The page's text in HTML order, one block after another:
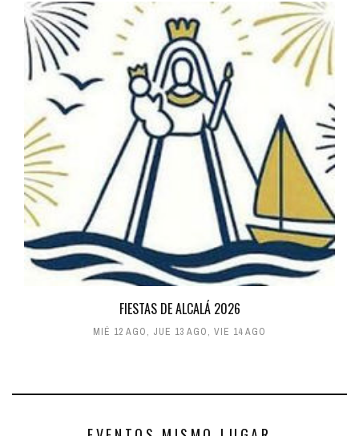
FIESTAS DE ALCALÁ 2026
MIÉ 12 AGO, JUE 13 AGO, VIE 14 AGO